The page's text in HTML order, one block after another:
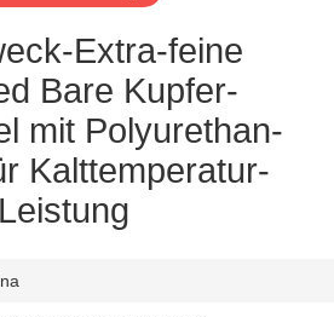
Extra-feine
Bare Kupfer-
mit Polyurethan-
Kalttemperatur-
Leistung